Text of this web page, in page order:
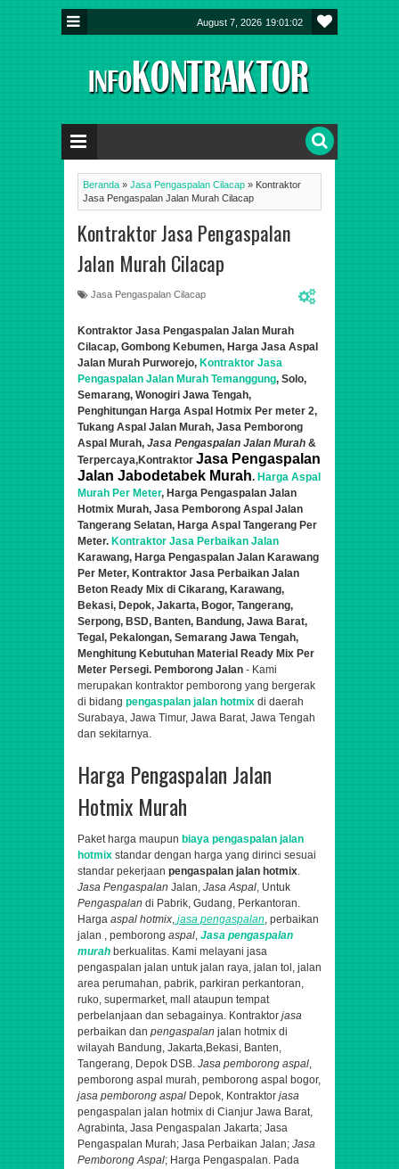
August 7, 2026 19:01:03
Beranda » Jasa Pengaspalan Cilacap » Kontraktor
Jasa Pengaspalan Jalan Murah Cilacap
Kontraktor Jasa Pengaspalan
Jalan Murah Cilacap
Jasa Pengaspalan Cilacap
Kontraktor Jasa Pengaspalan Jalan Murah
Cilacap, Gombong Kebumen, Harga Jasa Aspal
Jalan Murah Purworejo, Kontraktor Jasa
Pengaspalan Jalan Murah Temanggung, Solo,
Semarang, Wonogiri Jawa Tengah,
Penghitungan Harga Aspal Hotmix Per meter 2,
Tukang Aspal Jalan Murah, Jasa Pemborong
Aspal Murah, Jasa Pengaspalan Jalan Murah &
Terpercaya,Kontraktor Jasa Pengaspalan
Jalan Jabodetabek Murah. Harga Aspal
Murah Per Meter, Harga Pengaspalan Jalan
Hotmix Murah, Jasa Pemborong Aspal Jalan
Tangerang Selatan, Harga Aspal Tangerang Per
Meter. Kontraktor Jasa Perbaikan Jalan
Karawang, Harga Pengaspalan Jalan Karawang
Per Meter, Kontraktor Jasa Perbaikan Jalan
Beton Ready Mix di Cikarang, Karawang,
Bekasi, Depok, Jakarta, Bogor, Tangerang,
Serpong, BSD, Banten, Bandung, Jawa Barat,
Tegal, Pekalongan, Semarang Jawa Tengah,
Menghitung Kebutuhan Material Ready Mix Per
Meter Persegi. Pemborong Jalan - Kami
merupakan kontraktor pemborong yang bergerak
di bidang pengaspalan jalan hotmix di daerah
Surabaya, Jawa Timur, Jawa Barat, Jawa Tengah
dan sekitarnya.
Harga Pengaspalan Jalan
Hotmix Murah
Paket harga maupun biaya pengaspalan jalan
hotmix standar dengan harga yang dirinci sesuai
standar pekerjaan pengaspalan jalan hotmix.
Jasa Pengaspalan Jalan, Jasa Aspal, Untuk
Pengaspalan di Pabrik, Gudang, Perkantoran.
Harga aspal hotmix, jasa pengaspalan, perbaikan
jalan , pemborong aspal, Jasa pengaspalan
murah berkualitas. Kami melayani jasa
pengaspalan jalan untuk jalan raya, jalan tol, jalan
area perumahan, pabrik, parkiran perkantoran,
ruko, supermarket, mall ataupun tempat
perbelanjaan dan sebagainya. Kontraktor jasa
perbaikan dan pengaspalan jalan hotmix di
wilayah Bandung, Jakarta,Bekasi, Banten,
Tangerang, Depok DSB. Jasa pemborong aspal,
pemborong aspal murah, pemborong aspal bogor,
jasa pemborong aspal Depok, Kontraktor jasa
pengaspalan jalan hotmix di Cianjur Jawa Barat,
Agrabinta, Jasa Pengaspalan Jakarta; Jasa
Pengaspalan Murah; Jasa Perbaikan Jalan; Jasa
Pemborong Aspal; Harga Pengaspalan. Pada